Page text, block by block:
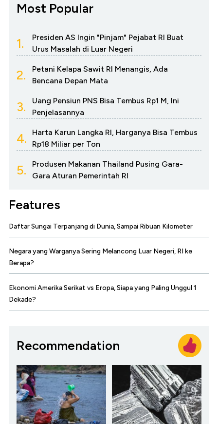
Most Popular
1.
Presiden AS Ingin "Pinjam" Pejabat RI Buat
Urus Masalah di Luar Negeri
2.
Petani Kelapa Sawit RI Menangis, Ada
Bencana Depan Mata
3.
Uang Pensiun PNS Bisa Tembus Rp1 M, Ini
Penjelasannya
4.
Harta Karun Langka RI, Harganya Bisa Tembus
Rp18 Miliar per Ton
5.
Produsen Makanan Thailand Pusing Gara-
Gara Aturan Pemerintah RI
Features
Daftar Sungai Terpanjang di Dunia, Sampai Ribuan Kilometer
Negara yang Warganya Sering Melancong Luar Negeri, RI ke
Berapa?
Ekonomi Amerika Serikat vs Eropa, Siapa yang Paling Unggul 1
Dekade?
Recommendation